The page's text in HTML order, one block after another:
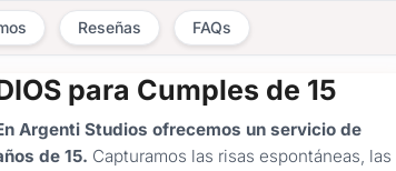
Reseñas FAQs
para Cumples de 15
Argenti Studios ofrecemos un servicio de
de 15. Capturamos las risas espontáneas, las